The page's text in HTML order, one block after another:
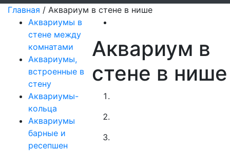
Главная / Аквариум в стене в нише
Аквариумы в
стене между
комнатами
Аквариумы,
встроенные в
стену
Аквариумы-
кольца
Аквариумы
барные и
ресепшен
Аквариум в
стене в нише